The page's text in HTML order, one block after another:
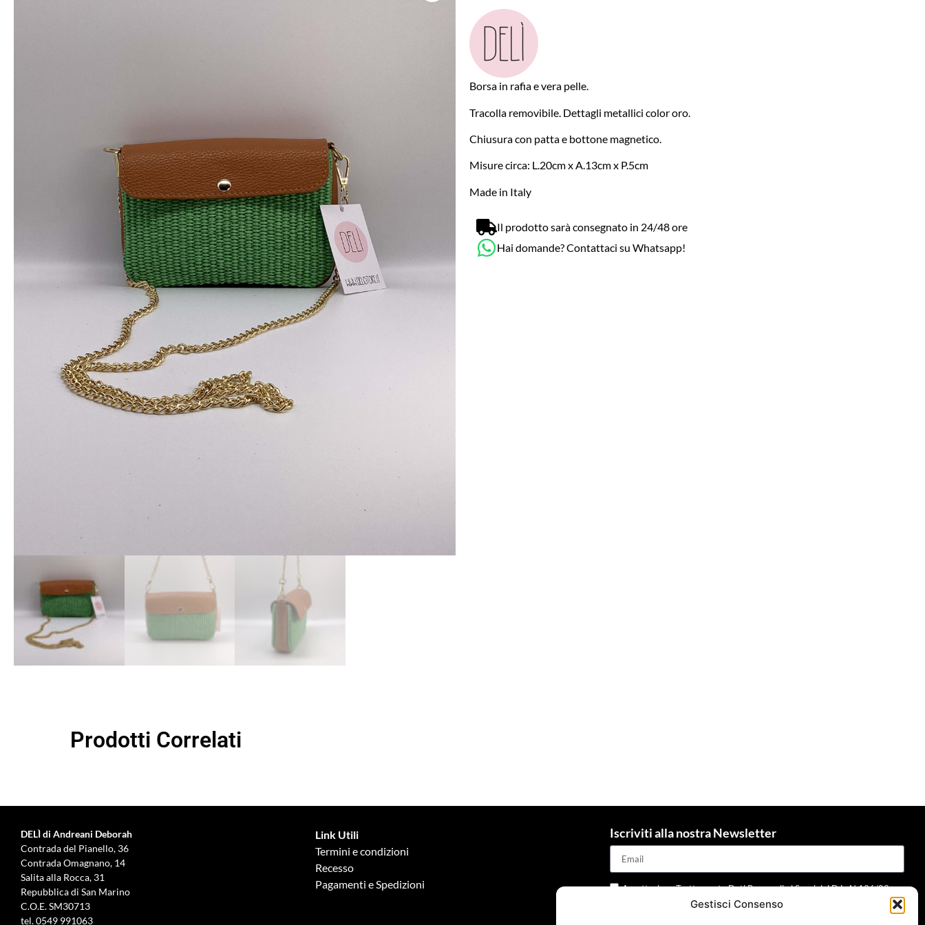
Gestisci Consenso
Borsa in rafia e vera pelle.
Tracolla removibile. Dettagli metallici color oro.
Chiusura con patta e bottone magnetico.
Misure circa: L.20cm x A.13cm x P.5cm
Made in Italy
Il prodotto sarà consegnato in 24/48 ore
Hai domande? Contattaci su Whatsapp!
Prodotti Correlati
DELÌ di Andreani Deborah
Contrada del Pianello, 36
Contrada Omagnano, 14
Salita alla Rocca, 31
Repubblica di San Marino
C.O.E. SM30713
tel.0549 991063
Link Utili
Termini e condizioni
Recesso
Pagamenti e Spedizioni
Iscriviti alla nostra Newsletter
Accettazione Trattamento Dati Personali ai Sensi del D.L. N.196/03 e
Gdpr 679/2016 e della normativa applicabile